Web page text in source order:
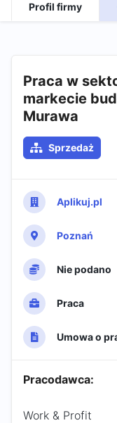
Profil firmy
Praca w
markecie
Murawa
Sprzedaż
Aplikuj.pl
Poznań
Nie podano
Praca
Umowa o
Pracodawca:
Work & Profit